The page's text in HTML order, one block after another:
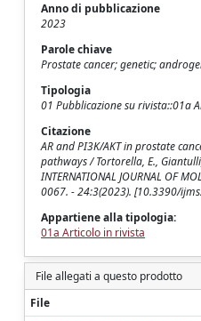
Anno di pubblicazione
2023
Parole chiave
Prostate cancer; genetic;
Tipologia
01 Pubblicazione su rivista::01a
Citazione
AR and PI3K/AKT in prostate
pathways / Tortorella, E.,
INTERNATIONAL JOURNAL OF
0067. - 24:3(2023). [10.3390/
Appartiene alla tipologia:
01a Articolo in rivista
File allegati a questo prodotto
File